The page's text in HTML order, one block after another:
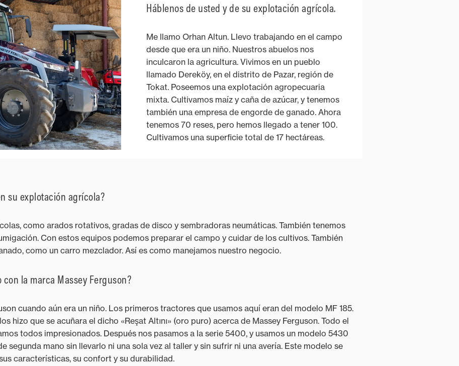
Háblenos de usted y de su explotación agrícola.
Me llamo Orhan Altun. Llevo trabajando en el campo
desde que era un niño. Nuestros abuelos nos
inculcaron la agricultura. Vivimos en un pueblo
llamado Dereköy, en el distrito de Pazar, región de
Tokat. Poseemos una explotación agropecuaria
mixta. Cultivamos maíz y caña de azúcar, y tenemos
también una empresa de engorde de ganado. Ahora
tenemos 70 reses, pero hemos llegado a tener 100.
Cultivamos una superficie total de 17 hectáreas.
su explotación agrícola?
como arados rotativos, gradas de disco y sembradoras neumáticas. También tenemos
Con estos equipos podemos preparar el campo y cuidar de los cultivos. También
como un carro mezclador. Así es como manejamos nuestro negocio.
la marca Massey Ferguson?
cuando aún era un niño. Los primeros tractores que usamos aquí eran del modelo MF 185.
hizo que se acuñara el dicho «Reşat Altını» (oro puro) acerca de Massey Ferguson. Todo el
todos impresionados. Después nos pasamos a la serie 5400, y usamos un modelo 5430
segunda mano sin llevarlo ni una sola vez al taller y sin sufrir ni una avería. Este modelo se
características, su confort y su durabilidad.